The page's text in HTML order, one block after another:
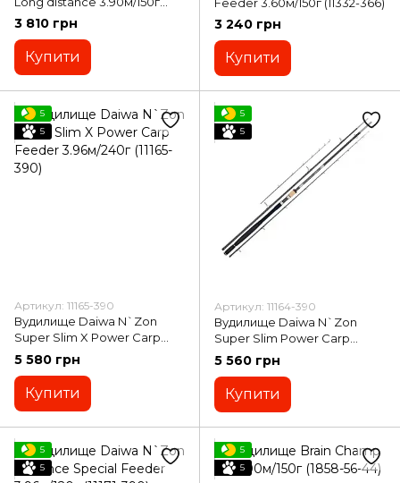
(1858-55-85)
3 810 грн
Купити
Feeder 3.60м/150г (11332-366)
3 240 грн
Купити
5
5
Артикул: 11165-390
Вудилище Daiwa N`Zon
Super Slim X Power Carp
Feeder 3.96м/240г (11165-390)
5 580 грн
Купити
5
5
Артикул: 11164-390
Вудилище Daiwa N`Zon
Super Slim Power Carp
Feeder 3.96м/180г (11164-390)
5 560 грн
Купити
5
5
5
5